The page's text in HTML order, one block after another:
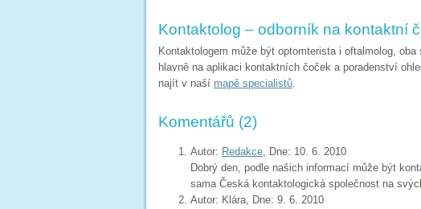
Kontaktolog – odborník na kontaktní
Kontaktologem může být optomterista i oftalmolog, oba
hlavně na aplikaci kontaktních čoček a poradenství
najít v naší mapě specialistů.
Komentářů (2)
Autor: Redakce, Dne: 10. 6. 2010
Dobrý den, podle našich informací může být
sama Česká kontaktologická společnost na
Autor: Klára, Dne: 9. 6. 2010